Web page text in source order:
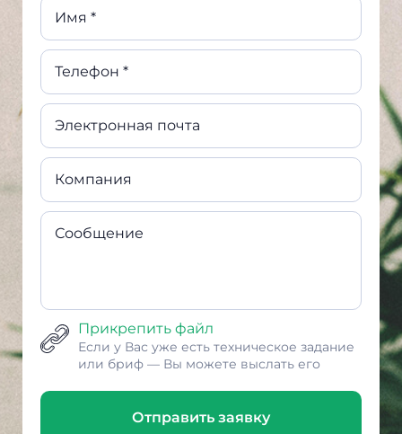
Имя *
Телефон *
Электронная почта
Компания
Сообщение
Прикрепить файл
Если у Вас уже есть техническое задание
или бриф — Вы можете выслать его
Отправить заявку